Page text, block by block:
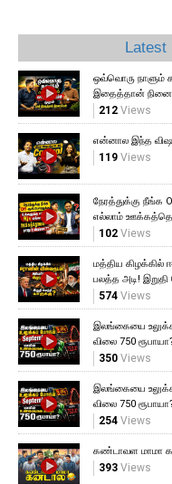
Latest
ஒவ்வொரு நாளும்
இதைத்தான்
212Views
என்னால இந்த
119Views
நேரத்துக்கு நீங்க
எல்லாம்
102Views
மத்திய கிழக்கில்
பலத்த அடி! இறுதி
574Views
இலங்கையை
விலை 750
350Views
இலங்கையை
விலை 750
254Views
கண்டாவள மாமா
393Views